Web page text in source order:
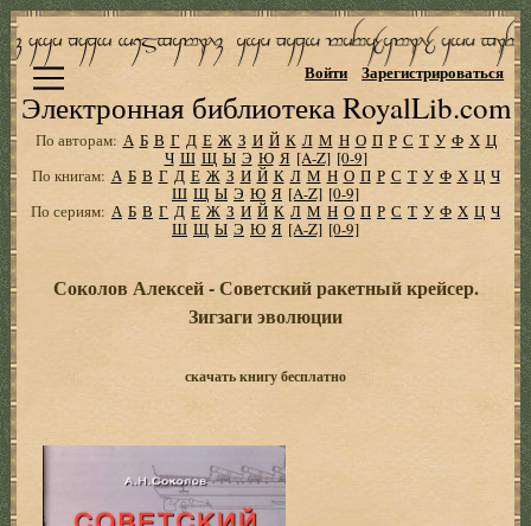
Электронная библиотека RoyalLib.com
Войти Зарегистрироваться
По авторам: А Б В Г Д Е Ж З И Й К Л М Н О П Р С Т У Ф Х Ц
Ч Ш Щ Ы Э Ю Я [A-Z] [0-9]
По книгам: А Б В Г Д Е Ж З И Й К Л М Н О П Р С Т У Ф Х Ц Ч
Ш Щ Ы Э Ю Я [A-Z] [0-9]
По сериям: А Б В Г Д Е Ж З И Й К Л М Н О П Р С Т У Ф Х Ц Ч
Ш Щ Ы Э Ю Я [A-Z] [0-9]
Соколов Алексей - Советский ракетный крейсер.
Зигзаги эволюции
скачать книгу бесплатно